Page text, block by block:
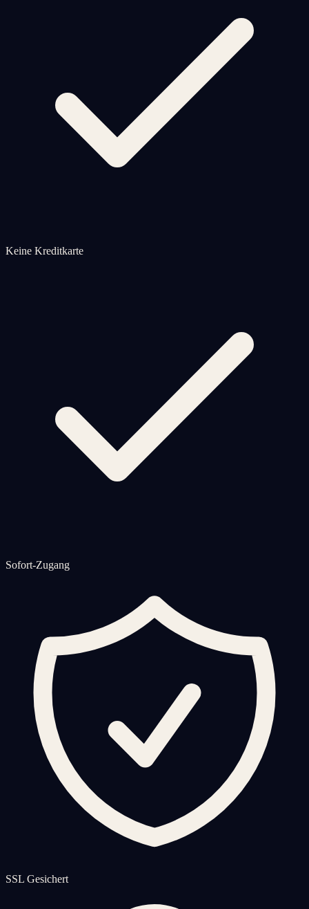
Keine Kreditkarte
Sofort-Zugang
SSL Gesichert